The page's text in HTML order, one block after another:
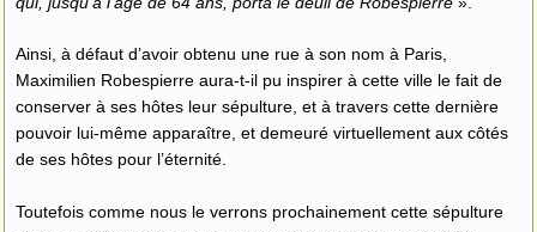
Ainsi, à défaut d’avoir obtenu une rue à son nom à Paris,
Maximilien Robespierre aura-t-il pu inspirer à cette ville le fait de
conserver à ses hôtes leur sépulture, et à travers cette dernière
pouvoir lui-même apparaître, et demeuré virtuellement aux côtés
de ses hôtes pour l’éternité.
Toutefois comme nous le verrons prochainement cette sépulture